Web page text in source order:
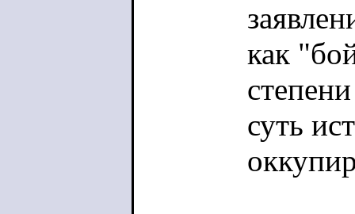
как
степени
суть